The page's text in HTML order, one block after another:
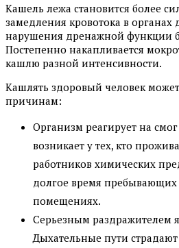
Кашель лежа становится более
замедления кровотока в
нарушения дренажной функции
Постепенно накапливается
кашлю разной интенсивности.
Кашлять здоровый человек
причинам:
Организм реагирует на
возникает у тех, кто
работников химических
долгое время
помещениях.
Серьезным раздражителем
Дыхательные пути